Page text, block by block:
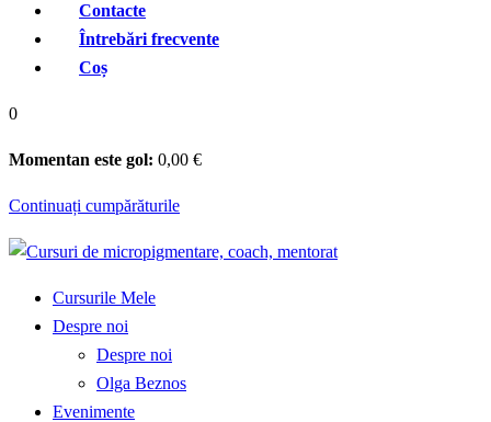
Contacte
Întrebări frecvente
Coș
0
Momentan este gol: 0,00 €
Continuați cumpărăturile
Cursurile Mele
Despre noi
Despre noi
Olga Beznos
Evenimente